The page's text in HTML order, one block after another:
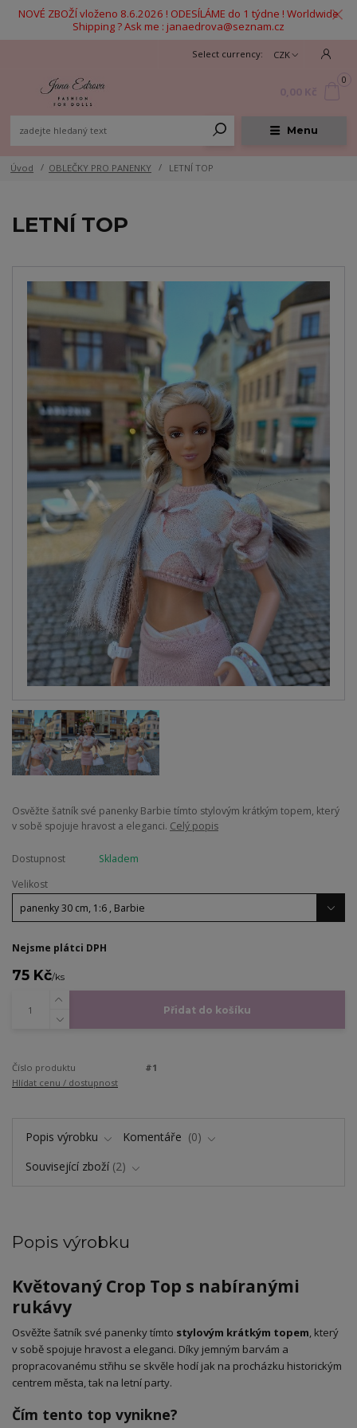
NOVÉ ZBOŽÍ vloženo 8.6.2026 ! ODESÍLÁME do 1 týdne ! Worldwide
Shipping ? Ask me : janaedrova@seznam.cz
Menu
CZK
0
Úvod OBLEČKY PRO PANENKY LETNÍ TOP
LETNÍ TOP
​Osvěžte šatník své panenky Barbie tímto stylovým krátkým topem, který
v sobě spojuje hravost a eleganci. Celý popis
Dostupnost
Skladem
Velikost
Nejsme plátci DPH
75 Kč/ks
Přidat do košíku
Číslo produktu
#1
Hlídat cenu / dostupnost
Popis výrobku Komentáře
0
Související zboží 2
Popis výrobku
Květovaný Crop Top s nabíranými
rukávy
​Osvěžte šatník své panenky tímto stylovým krátkým topem, který
v sobě spojuje hravost a eleganci. Díky jemným barvám a
propracovanému střihu se skvěle hodí jak na procházku historickým
centrem města, tak na letní party.
Čím tento top vynikne?